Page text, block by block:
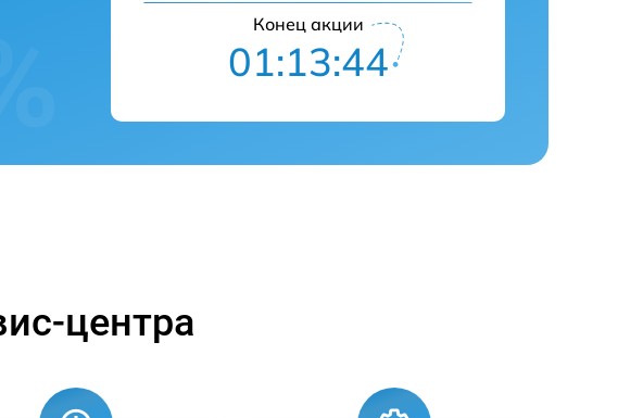
Конец акции
01:13:43
центра